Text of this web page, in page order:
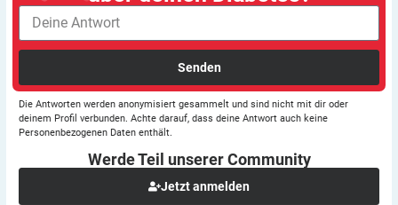
Senden
Die Antworten werden anonymisiert gesammelt und sind nicht mit dir oder
deinem Profil verbunden. Achte darauf, dass deine Antwort auch keine
Personenbezogenen Daten enthält.
Werde Teil unserer Community
Jetzt anmelden